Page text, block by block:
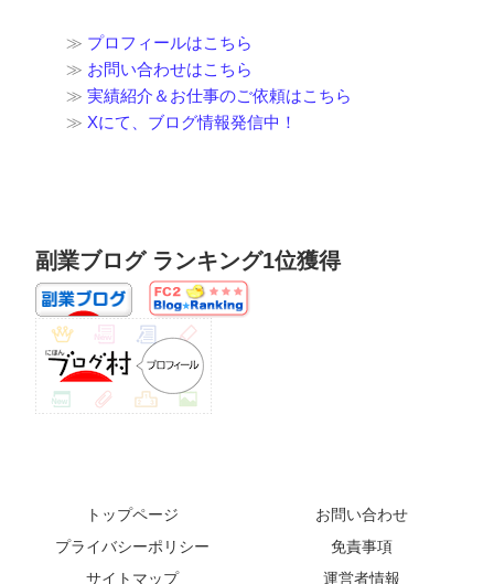
≫ プロフィールはこちら
≫ お問い合わせはこちら
≫ 実績紹介＆お仕事のご依頼はこちら
≫ Xにて、ブログ情報発信中！
副業ブログ ランキング1位獲得
トップページ
お問い合わせ
プライバシーポリシー
免責事項
サイトマップ
運営者情報